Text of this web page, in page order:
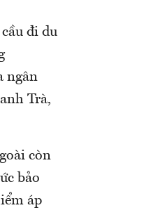
đi du
ngân
Trà,
còn
bảo
áp